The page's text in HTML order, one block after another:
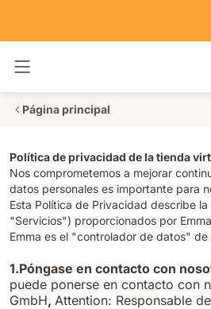
Página principal
Política de privacidad de la tienda
Nos comprometemos a mejorar
datos personales es importante para
Esta Política de Privacidad describe
"Servicios") proporcionados por
Emma es el "controlador de datos"
1.Póngase en contacto con
puede ponerse en contacto con
GmbH, Attention: Responsable